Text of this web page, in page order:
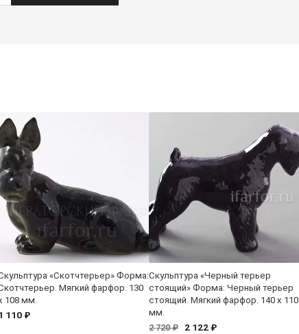
«Скотчтерьер» Форма:
Мягкий фарфор. 130
108 мм.
110 ₽
Скульптура «Черный терьер
стоящий» Форма: Черный терьер
стоящий. Мягкий фарфор. 140 x 110
мм.
2 720 ₽
2 122 ₽